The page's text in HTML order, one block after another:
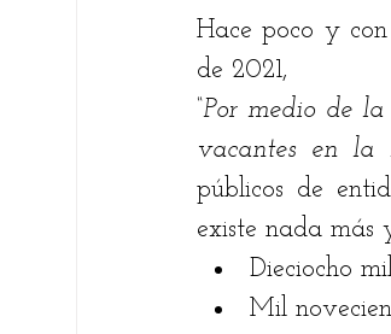
Hace poco y con
de 2021,
“Por medio de
vacantes en la
públicos de
existe nada más
Dieciocho
Mil